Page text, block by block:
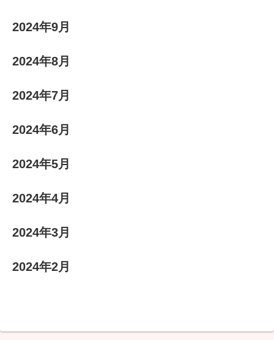
2024年9月
2024年8月
2024年7月
2024年6月
2024年5月
2024年4月
2024年3月
2024年2月